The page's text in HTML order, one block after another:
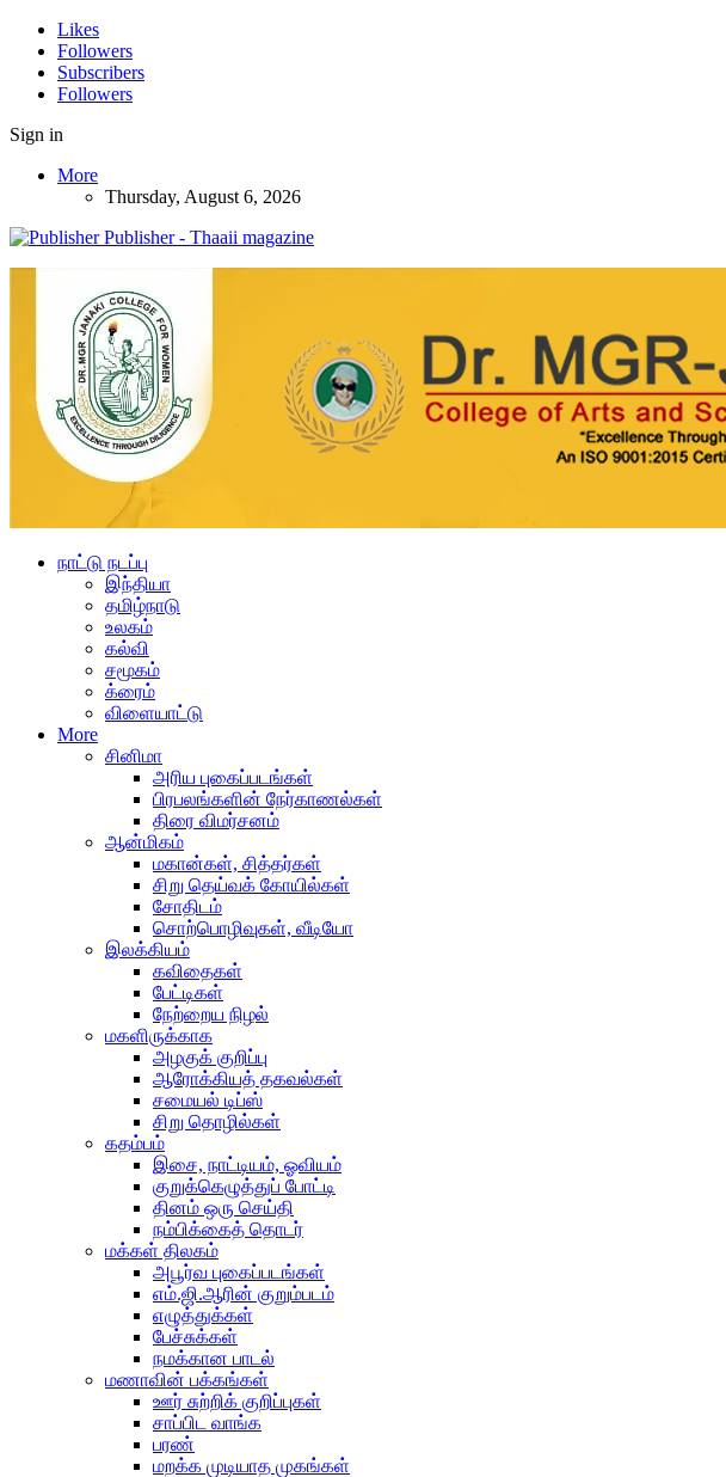
Likes
Followers
Subscribers
Followers
Sign in
More
Thursday, August 6, 2026
Publisher - Thaaii magazine
நாட்டு நடப்பு
இந்தியா
தமிழ்நாடு
உலகம்
கல்வி
சமூகம்
க்ரைம்
விளையாட்டு
More
சினிமா
அரிய புகைப்படங்கள்
பிரபலங்களின் நேர்காணல்கள்
திரை விமர்சனம்
ஆன்மிகம்
மகான்கள், சித்தர்கள்
சிறு தெய்வக் கோயில்கள்
சோதிடம்
சொற்பொழிவுகள், வீடியோ
இலக்கியம்
கவிதைகள்
பேட்டிகள்
நேற்றைய நிழல்
மகளிருக்காக
அழகுக் குறிப்பு
ஆரோக்கியத் தகவல்கள்
சமையல் டிப்ஸ்
சிறு தொழில்கள்
கதம்பம்
இசை, நாட்டியம், ஓவியம்
குறுக்கெழுத்துப் போட்டி
தினம் ஒரு செய்தி
நம்பிக்கைத் தொடர்
மக்கள் திலகம்
அபூர்வ புகைப்படங்கள்
எம்.ஜி.ஆரின் குறும்படம்
எழுத்துக்கள்
பேச்சுக்கள்
நமக்கான பாடல்
மணாவின் பக்கங்கள்
ஊர் சுற்றிக் குறிப்புகள்
சாப்பிட வாங்க
பரண்
மறக்க முடியாத முகங்கள்